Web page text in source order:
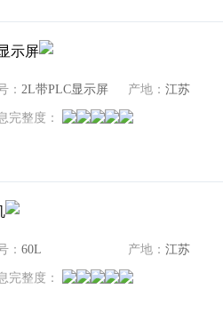
示屏
： 2L带PLC显示屏 产地： 江苏
完整度：
： 60L 产地： 江苏
完整度：